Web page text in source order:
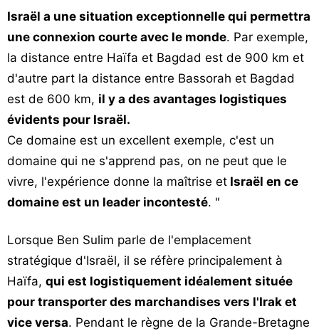
Israël a une situation exceptionnelle qui permettra
une connexion courte avec le monde. Par exemple,
la distance entre Haïfa et Bagdad est de 900 km et
d'autre part la distance entre Bassorah et Bagdad
est de 600 km, il y a des avantages logistiques
évidents pour Israël.
Ce domaine est un excellent exemple, c'est un
domaine qui ne s'apprend pas, on ne peut que le
vivre, l'expérience donne la maîtrise et Israël en ce
domaine est un leader incontesté. "
Lorsque Ben Sulim parle de l'emplacement
stratégique d'Israël, il se réfère principalement à
Haïfa, qui est logistiquement idéalement située
pour transporter des marchandises vers l'Irak et
vice versa. Pendant le règne de la Grande-Bretagne